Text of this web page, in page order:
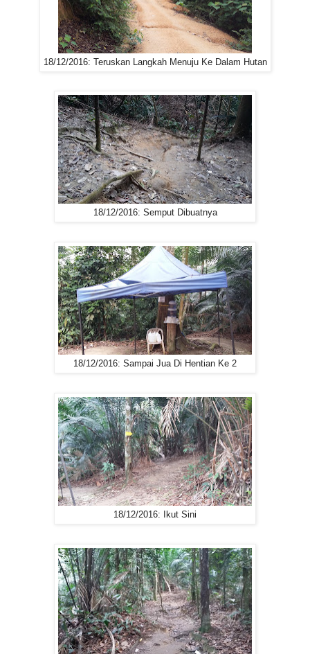
18/12/2016: Teruskan Langkah Menuju Ke Dalam Hutan
18/12/2016: Semput Dibuatnya
18/12/2016: Sampai Jua Di Hentian Ke 2
18/12/2016: Ikut Sini